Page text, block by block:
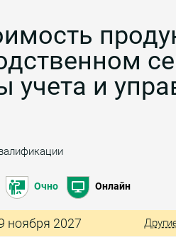
учета и
Очно Онлайн
ноября 2027